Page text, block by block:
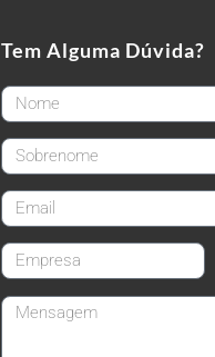
Tem Alguma Dúvida?
FirstName
LastName
email
CompanyName
Message